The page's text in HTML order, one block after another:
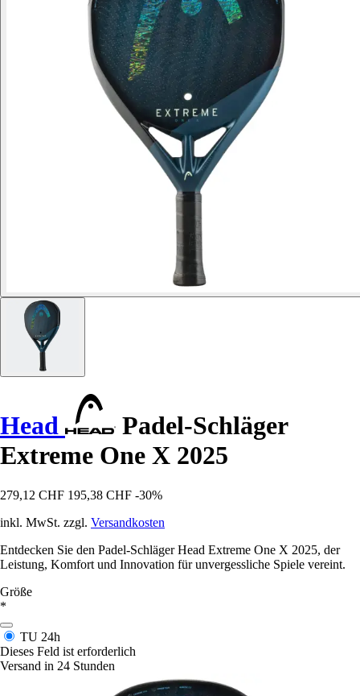
Head
Padel-Schläger
Extreme One X 2025
279,12 CHF 195,38 CHF -30%
inkl. MwSt. zzgl. Versandkosten
Entdecken Sie den Padel-Schläger Head Extreme One X 2025, der
Leistung, Komfort und Innovation für unvergessliche Spiele vereint.
Größe
*
TU 24h
Dieses Feld ist erforderlich
Versand in 24 Stunden